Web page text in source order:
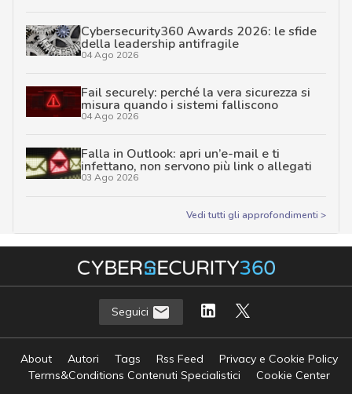
Cybersecurity360 Awards 2026: le sfide
della leadership antifragile
04 Ago 2026
Fail securely: perché la vera sicurezza si
misura quando i sistemi falliscono
04 Ago 2026
Falla in Outlook: apri un’e-mail e ti
infettano, non servono più link o allegati
03 Ago 2026
Vedi tutti gli approfondimenti >
Seguici
About Autori Tags Rss Feed
Privacy e Cookie Policy
Terms&Conditions Contenuti Specialistici
Cookie Center